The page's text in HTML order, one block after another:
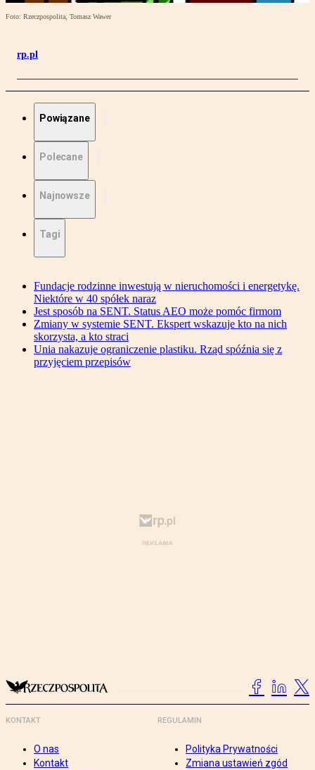
Foto: Rzeczpospolita, Tomasz Wawer
rp.pl
Powiązane
Polecane
Najnowsze
Tagi
Fundacje rodzinne inwestują w nieruchomości i energetykę.
Niektóre w 40 spółek naraz
Jest sposób na SENT. Status AEO może pomóc firmom
Zmiany w systemie SENT. Ekspert wskazuje kto na nich
skorzysta, a kto straci
Unia nakazuje ograniczenie plastiku. Rząd spóźnia się z
przyjęciem przepisów
KONTAKT
O nas
Kontakt
REGULAMIN
Polityka Prywatności
Zmiana ustawień zgód